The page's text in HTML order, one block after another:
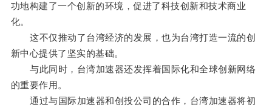
功地构建了一个创新的环境，促进了科技创新和技术商业
化。
这不仅推动了台湾经济的发展，也为台湾打造一流的创
新中心提供了坚实的基础。
与此同时，台湾加速器还发挥着国际化和全球创新网络
的重要作用。
通过与国际加速器和创投公司的合作，台湾加速器将初